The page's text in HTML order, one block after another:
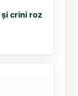
crini roz